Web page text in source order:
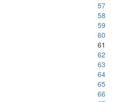
57
58
59
60
61
62
63
64
65
66